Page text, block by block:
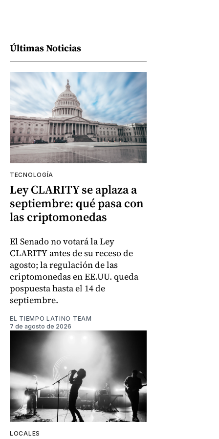
Últimas Noticias
TECNOLOGÍA
Ley CLARITY se aplaza a
septiembre: qué pasa con
las criptomonedas
El Senado no votará la Ley
CLARITY antes de su receso de
agosto; la regulación de las
criptomonedas en EE.UU. queda
pospuesta hasta el 14 de
septiembre.
EL TIEMPO LATINO TEAM
7 de agosto de 2026
LOCALES